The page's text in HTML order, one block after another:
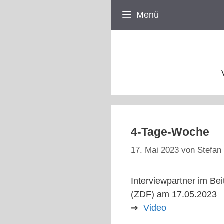
Menü
4-Tage-Woche
17. Mai 2023 von Stefan
Interviewpartner im
(ZDF) am 17.05.2023
➔ Video